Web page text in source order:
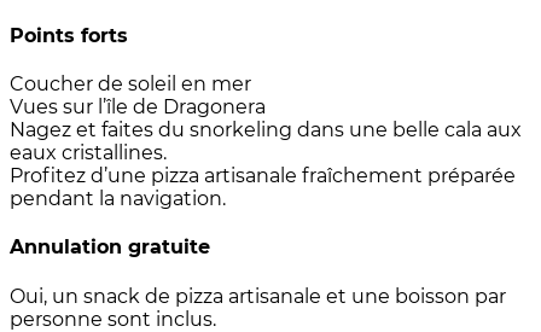
Points forts
Coucher de soleil en mer
Vues sur l’île de Dragonera
Nagez et faites du snorkeling dans une belle cala aux
eaux cristallines.
Profitez d’une pizza artisanale fraîchement préparée
pendant la navigation.
Annulation gratuite
Oui, un snack de pizza artisanale et une boisson par
personne sont inclus.